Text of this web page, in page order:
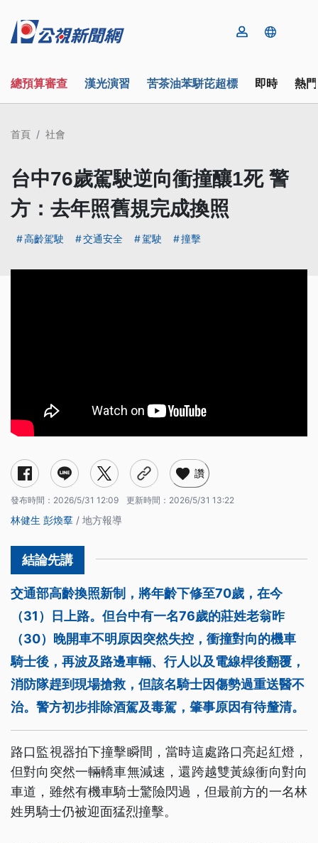
總預算審查 漢光演習 苦茶油苯駢芘超標 即時 熱
首頁 社會
台中76歲駕駛逆向衝撞釀1死 警
方：去年照舊規完成換照
高齡駕駛 交通安全 駕駛 撞擊
讚
發布時間： 2026/5/31 12:09 更新時間： 2026/5/31 13:22
林健生 彭煥羣 / 地方報導
交通部高齡換照新制，將年齡下修至70歲，在今
（31）日上路。但台中有一名76歲的莊姓老翁昨
（30）晚開車不明原因突然失控，衝撞對向的機車
騎士後，再波及路邊車輛、行人以及電線桿後翻覆，
消防隊趕到現場搶救，但該名騎士因傷勢過重送醫不
治。警方初步排除酒駕及毒駕，肇事原因有待釐清。
路口監視器拍下撞擊瞬間，當時這處路口亮起紅燈，
但對向突然一輛轎車無減速，還跨越雙黃線衝向對向
車道，雖然有機車騎士驚險閃過，但最前方的一名林
姓男騎士仍被迎面猛烈撞擊。